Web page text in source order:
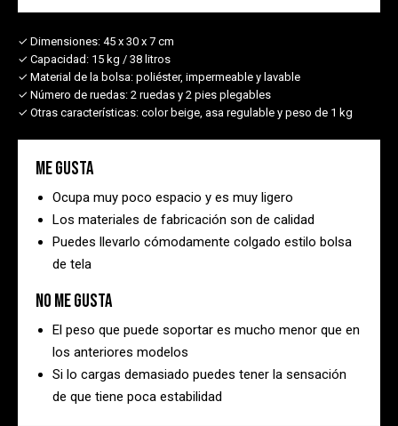
✓ Dimensiones: 45 x 30 x 7 cm
✓ Capacidad: 15 kg / 38 litros
✓ Material de la bolsa: poliéster, impermeable y lavable
✓ Número de ruedas: 2 ruedas y 2 pies plegables
✓ Otras características: color beige, asa regulable y peso de 1 kg
Me gusta
Ocupa muy poco espacio y es muy ligero
Los materiales de fabricación son de calidad
Puedes llevarlo cómodamente colgado estilo bolsa
de tela
No me gusta
El peso que puede soportar es mucho menor que en
los anteriores modelos
Si lo cargas demasiado puedes tener la sensación
de que tiene poca estabilidad